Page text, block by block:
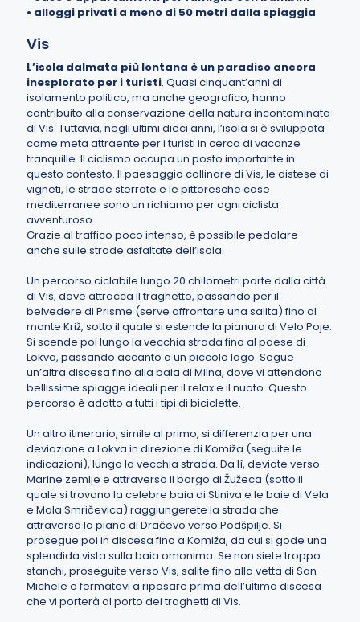
• alloggi privati a meno di 50 metri dalla spiaggia
Vis
L’isola dalmata più lontana è un paradiso ancora
inesplorato per i turisti. Quasi cinquant’anni di
isolamento politico, ma anche geografico, hanno
contribuito alla conservazione della natura incontaminata
di Vis. Tuttavia, negli ultimi dieci anni, l’isola si è sviluppata
come meta attraente per i turisti in cerca di vacanze
tranquille. Il ciclismo occupa un posto importante in
questo contesto. Il paesaggio collinare di Vis, le distese di
vigneti, le strade sterrate e le pittoresche case
mediterranee sono un richiamo per ogni ciclista
avventuroso.
Grazie al traffico poco intenso, è possibile pedalare
anche sulle strade asfaltate dell’isola.
Un percorso ciclabile lungo 20 chilometri parte dalla città
di Vis, dove attracca il traghetto, passando per il
belvedere di Prisme (serve affrontare una salita) fino al
monte Križ, sotto il quale si estende la pianura di Velo Poje.
Si scende poi lungo la vecchia strada fino al paese di
Lokva, passando accanto a un piccolo lago. Segue
un’altra discesa fino alla baia di Milna, dove vi attendono
bellissime spiagge ideali per il relax e il nuoto. Questo
percorso è adatto a tutti i tipi di biciclette.
Un altro itinerario, simile al primo, si differenzia per una
deviazione a Lokva in direzione di Komiža (seguite le
indicazioni), lungo la vecchia strada. Da lì, deviate verso
Marine zemlje e attraverso il borgo di Žužeca (sotto il
quale si trovano la celebre baia di Stiniva e le baie di Vela
e Mala Smričevica) raggiungerete la strada che
attraversa la piana di Dračevo verso Podšpilje. Si
prosegue poi in discesa fino a Komiža, da cui si gode una
splendida vista sulla baia omonima. Se non siete troppo
stanchi, proseguite verso Vis, salite fino alla vetta di San
Michele e fermatevi a riposare prima dell’ultima discesa
che vi porterà al porto dei traghetti di Vis.